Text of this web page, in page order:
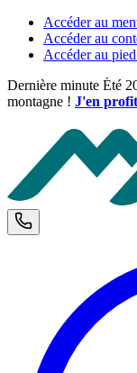
Accéder au
Accéder au
Accéder au
Dernière minute Été
montagne ! J'en
Téléphone et horaires